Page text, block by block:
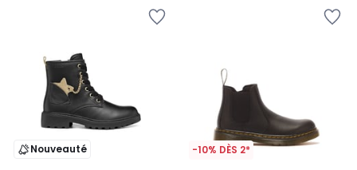
Nouveauté -10% DÈS 2*